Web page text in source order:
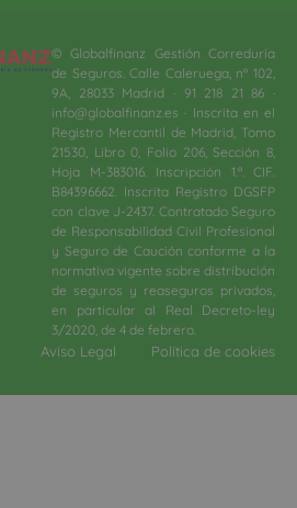
© Globalfinanz Gestión Correduría
de Seguros. Calle Caleruega, nº 102,
9A, 28033 Madrid · 91 218 21 86 ·
info@globalfinanz.es · Inscrita en el
Registro Mercantil de Madrid, Tomo
21530, Libro 0, Folio 206, Sección 8,
Hoja M-383016. Inscripción 1.ª. CIF.
B84396662. Inscrita Registro DGSFP
con clave J-2437. Contratado Seguro
de Responsabilidad Civil Profesional
y Seguro de Caución conforme a la
normativa vigente sobre distribución
de seguros y reaseguros privados,
en particular al Real Decreto-ley
3/2020, de 4 de febrero.​
Aviso Legal Política de cookies